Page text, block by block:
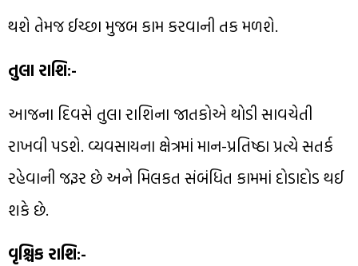
થશે તેમજ ઈચ્છા મુજબ કામ કરવાની તક મળશે.
તુલા રાશિ:-
આજના દિવસે તુલા રાશિના જાતકોએ થોડી સાવચેતી
રાખવી પડશે. વ્યવસાયના ક્ષેત્રમાં માન-પ્રતિષ્ઠા પ્રત્યે સતર્ક
રહેવાની જરૂર છે અને મિલકત સંબંધિત કામમાં દોડાદોડ થઈ
શકે છે.
વૃશ્ચિક રાશિ:-